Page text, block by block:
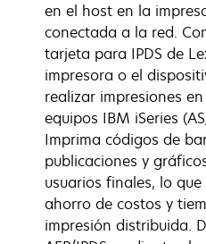
en el host en la
conectada a la red.
tarjeta para IPDS de
impresora o el
realizar impresiones
equipos IBM iSeries
Imprima códigos de
publicaciones y
usuarios finales, lo
ahorro de costos y
impresión distribuida.